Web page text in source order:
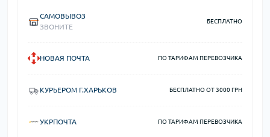
САМОВЫВОЗ
ЗВОНИТЕ
БЕСПЛАТНО
НОВАЯ ПОЧТА ПО ТАРИФАМ ПЕРЕВОЗЧИКА
КУРЬЕРОМ Г.ХАРЬКОВ БЕСПЛАТНО ОТ 3000 ГРН
УКРПОЧТА ПО ТАРИФАМ ПЕРЕВОЗЧИКА